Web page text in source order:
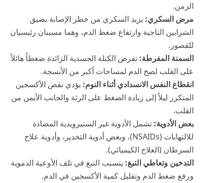
الزمن.
مرض السكري: يزيد السكري من خطر الإصابة بضيق
الشرايين التاجية وارتفاع ضغط الدم، وهما مسببان رئيسيان
للقصور.
السمنة المفرطة: تفرض الكتلة الجسدية الزائدة ضغطاً هائلاً
على القلب لضخ الدم لمساحات أكبر من الأنسجة.
انقطاع النفس الانسدادي أثناء النوم: يؤدي نقص الأكسجين
المتكرر ليلاً إلى زيادة الضغط على الرئة والجانب الأيمن من
القلب.
بعض الأدوية: تشمل الأدوية غير الستيرويدية المضادة
للالتهابات (NSAIDs)، وبعض أدوية التخدير، وأدوية علاج
السرطان (العلاج الكيميائي).
التدخين وتعاطي التبغ: يتسبب التبغ في تلف الأوعية الدموية
ورفع ضغط الدم وتقليل كمية الأكسجين في الدم.